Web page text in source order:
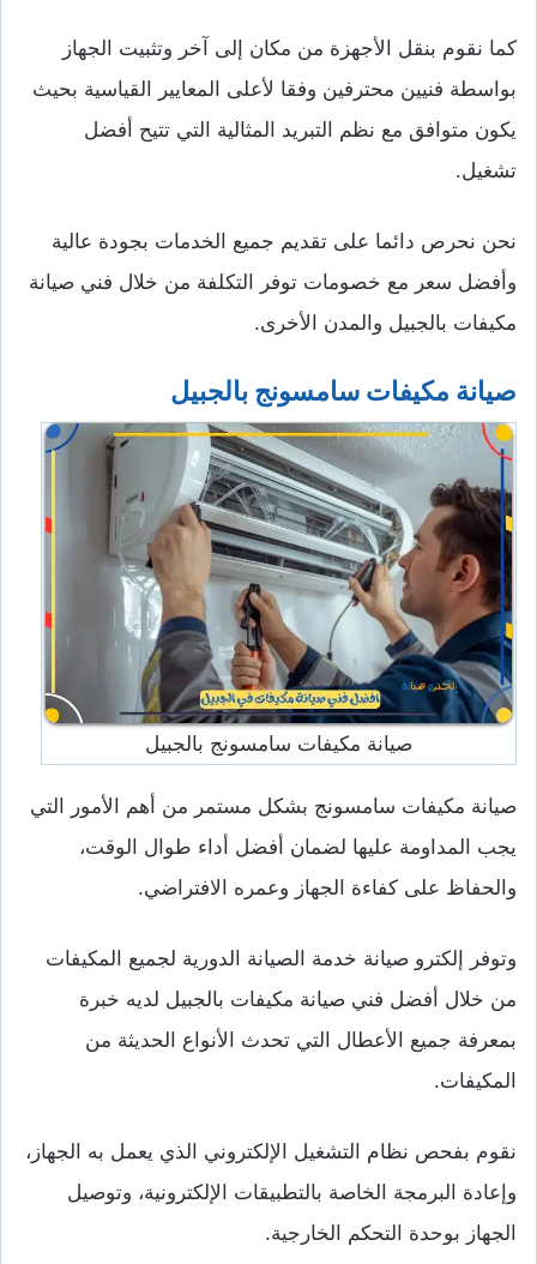
كما نقوم بنقل الأجهزة من مكان إلى آخر وتثبيت الجهاز
بواسطة فنيين محترفين وفقا لأعلى المعايير القياسية بحيث
يكون متوافق مع نظم التبريد المثالية التي تتيح أفضل
تشغيل.
نحن نحرص دائما على تقديم جميع الخدمات بجودة عالية
وأفضل سعر مع خصومات توفر التكلفة من خلال فني صيانة
مكيفات بالجبيل والمدن الأخرى.
صيانة مكيفات سامسونج بالجبيل
صيانة مكيفات سامسونج بالجبيل
صيانة مكيفات سامسونج بشكل مستمر من أهم الأمور التي
يجب المداومة عليها لضمان أفضل أداء طوال الوقت،
والحفاظ على كفاءة الجهاز وعمره الافتراضي.
وتوفر إلكترو صيانة خدمة الصيانة الدورية لجميع المكيفات
من خلال أفضل فني صيانة مكيفات بالجبيل لديه خبرة
بمعرفة جميع الأعطال التي تحدث الأنواع الحديثة من
المكيفات.
نقوم بفحص نظام التشغيل الإلكتروني الذي يعمل به الجهاز،
وإعادة البرمجة الخاصة بالتطبيقات الإلكترونية، وتوصيل
الجهاز بوحدة التحكم الخارجية.